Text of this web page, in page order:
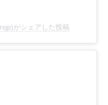
がシェアした投稿